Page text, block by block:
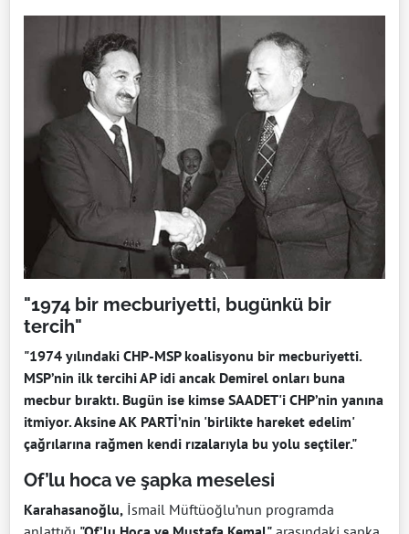
"1974 bir mecburiyetti, bugünkü bir
tercih"
"1974 yılındaki CHP-MSP koalisyonu bir mecburiyetti.
MSP’nin ilk tercihi AP idi ancak Demirel onları buna
mecbur bıraktı. Bugün ise kimse SAADET'i CHP’nin yanına
itmiyor. Aksine AK PARTİ’nin 'birlikte hareket edelim'
çağrılarına rağmen kendi rızalarıyla bu yolu seçtiler."
Of’lu hoca ve şapka meselesi
Karahasanoğlu, İsmail Müftüoğlu’nun programda